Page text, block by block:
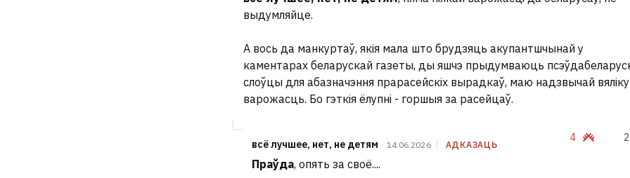
выдумляйце.
А вось да манкуртаў, якія мала што брудзяць акупантшчынай у
каментарах беларускай газеты, ды яшчэ прыдумваюць
слоўцы для абазначэння прарасейскіх вырадкаў, маю надзвычай
варожасць. Бо гэткія ёлупні - горшыя за расейцаў.
всё лучшее, нет, не детям 14.06.2026 АДКАЗАЦЬ
4 2
Праўда, опять за своё....